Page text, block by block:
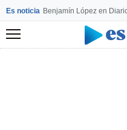
Es noticia Benjamín López en
Menú